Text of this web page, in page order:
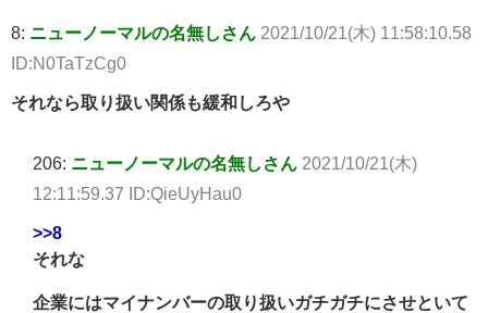
8: ニューノーマルの名無しさん 2021/10/21(木) 11:58:10.58
ID:N0TaTzCg0
それなら取り扱い関係も緩和しろや
206: ニューノーマルの名無しさん 2021/10/21(木)
12:11:59.37 ID:QieUyHau0
>>8
それな
企業にはマイナンバーの取り扱いガチガチにさせといて